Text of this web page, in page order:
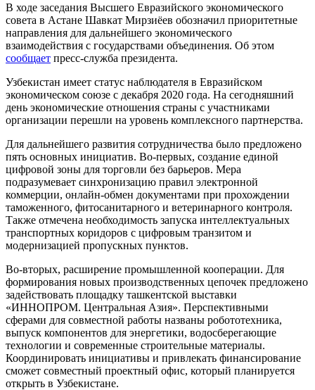
В ходе заседания Высшего Евразийского экономического
совета в Астане Шавкат Мирзиёев обозначил приоритетные
направления для дальнейшего экономического
взаимодействия с государствами объединения. Об этом
сообщает пресс-служба президента.
Узбекистан имеет статус наблюдателя в Евразийском
экономическом союзе с декабря 2020 года. На сегодняшний
день экономические отношения страны с участниками
организации перешли на уровень комплексного партнерства.
Для дальнейшего развития сотрудничества было предложено
пять основных инициатив. Во-первых, создание единой
цифровой зоны для торговли без барьеров. Мера
подразумевает синхронизацию правил электронной
коммерции, онлайн-обмен документами при прохождении
таможенного, фитосанитарного и ветеринарного контроля.
Также отмечена необходимость запуска интеллектуальных
транспортных коридоров с цифровым транзитом и
модернизацией пропускных пунктов.
Во-вторых, расширение промышленной кооперации. Для
формирования новых производственных цепочек предложено
задействовать площадку ташкентской выставки
«ИННОПРОМ. Центральная Азия». Перспективными
сферами для совместной работы названы робототехника,
выпуск компонентов для энергетики, водосберегающие
технологии и современные строительные материалы.
Координировать инициативы и привлекать финансирование
сможет совместный проектный офис, который планируется
открыть в Узбекистане.